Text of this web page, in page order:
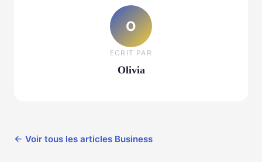
O
ECRIT PAR
Olivia
← Voir tous les articles Business